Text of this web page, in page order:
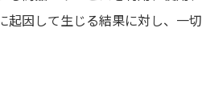
起因して生じる結果に対し、一切